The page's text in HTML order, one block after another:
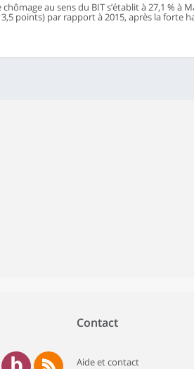
au sens du BIT s’établit à 27,1 % à
points) par rapport à 2015, après la forte
reste liée au fait que les Mahorais
taux d’activité croît donc encore
Par ailleurs, 45 400 Mahorais
Contact
Aide et contact